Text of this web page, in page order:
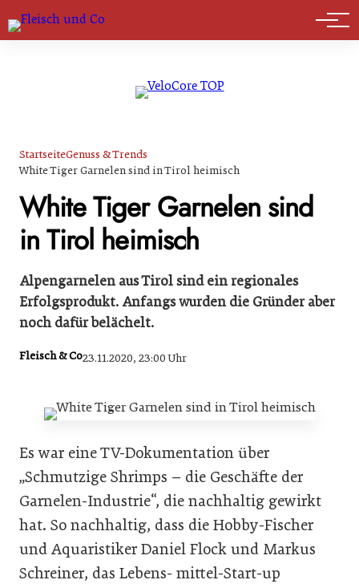
Marktführer
StartseiteGenuss & Trends
White Tiger Garnelen sind in Tirol heimisch
White Tiger Garnelen sind
in Tirol heimisch
Alpengarnelen aus Tirol sind ein regionales
Erfolgsprodukt. Anfangs wurden die Gründer aber
noch dafür belächelt.
Fleisch & Co23.11.2020, 23:00 Uhr
Es war eine TV-Dokumentation über
„Schmutzige Shrimps – die Geschäfte der
Garnelen-Industrie“, die nachhaltig gewirkt
hat. So nachhaltig, dass die Hobby-Fischer
und Aquaristiker Daniel Flock und Markus
Schreiner, das Lebens- mittel-Start-up